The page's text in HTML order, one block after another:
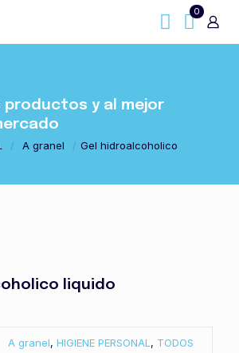
0
productos y al mejor
/ A granel / Gel hidroalcoholico
liquido
A granel, HIGIENE PERSONAL , TODOS